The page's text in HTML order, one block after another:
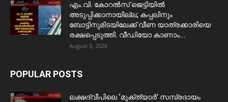
​എം.വി. കോറൽസ് ജെട്ടിയിൽ
അടുപ്പിക്കാനായില്ല; കപ്പലിനും
ബോട്ടിനുമിടയിലേക്ക് വീണ യാത്രക്കാരിയെ
രക്ഷപ്പെടുത്തി. വീഡിയോ കാണാം...
August 5, 2026
POPULAR POSTS
ലക്ഷദ്വീപിലെ ‘മുക്ത്യാർ’ സമ്പ്രദായം